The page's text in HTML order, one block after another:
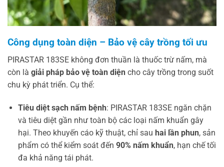
Công dụng toàn diện – Bảo vệ cây trồng tối ưu
PIRASTAR 183SE không đơn thuần là thuốc trừ nấm, mà
còn là giải pháp bảo vệ toàn diện cho cây trồng trong suốt
chu kỳ phát triển. Cụ thể:
Tiêu diệt sạch nấm bệnh: PIRASTAR 183SE ngăn chặn
và tiêu diệt gần như toàn bộ các loại nấm khuẩn gây
hại. Theo khuyến cáo kỹ thuật, chỉ sau hai lần phun, sản
phẩm có thể kiểm soát đến 90% nấm khuẩn, hạn chế tối
đa khả năng tái phát.